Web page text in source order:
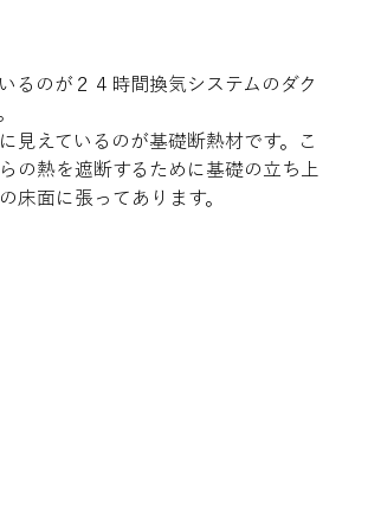
るのが２４時間換気システムのダク
見えているのが基礎断熱材です。こ
の熱を遮断するために基礎の立ち上
床面に張ってあります。